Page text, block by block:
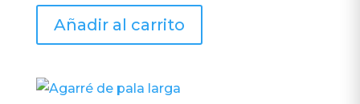
Añadir al carrito